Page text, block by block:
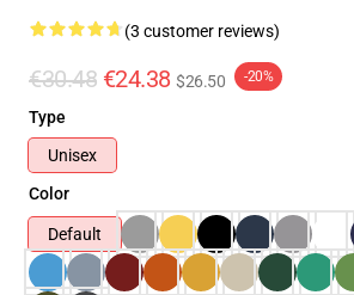
(3 customer reviews)
€30.48 €24.38 $26.50 -20%
Type
Unisex
Color
Default